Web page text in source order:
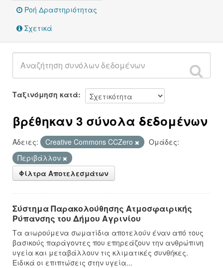
Σχετικά
Ροή Δραστηριότητας
Σχετικά
Ταξινόμηση κατά
βρέθηκαν 3 σύνολα δεδομένων
Άδειες: Creative Commons CCZero
Ομάδες:
Περιβάλλον
Φίλτρα Αποτελεσμάτων
Σύστημα Παρακολούθησης Ατμοσφαιρικής
Ρύπανσης του Δήμου Αγρινίου
Τα αιωρούμενα σωματίδια αποτελούν έναν από τους
βασικούς παράγοντες που επηρεάζουν την ανθρώπινη
υγεία και μεταβάλλουν τις κλιματικές συνθήκες.
Ειδικά οι επιπτώσεις στην υγεία...